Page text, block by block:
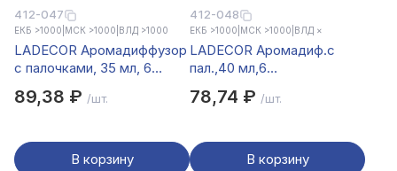
412-047
ЕКБ >1000 МСК >1000 ВЛД >1000
LADECOR Аромадиффузор
с палочками, 35 мл, 6
жасмин,лаванда,сандал,свежесть,кокос,вес.травы
89,38 ₽ /шт.
В корзину
412-048
ЕКБ >1000 МСК >1000 ВЛД ×
LADECOR Аромадиф.с
пал.,40 мл,6
и манго,Черн.чай и ветивер
78,74 ₽ /шт.
В корзину